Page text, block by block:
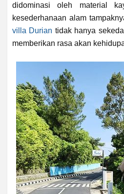
didominasi oleh material
kesederhanaan alam
villa Durian tidak hanya
memberikan rasa akan